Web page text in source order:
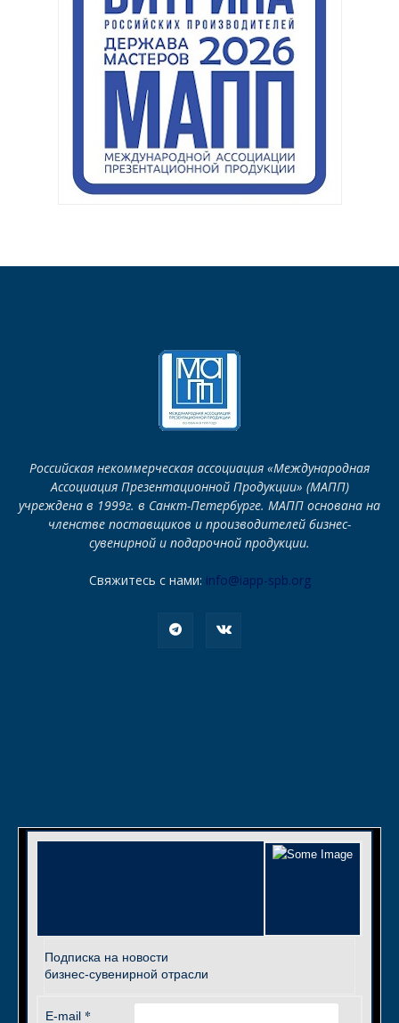
Российская некоммерческая ассоциация «Международная
Ассоциация Презентационной Продукции» (МАПП)
учреждена в 1999г. в Санкт-Петербурге. МАПП основана на
членстве поставщиков и производителей бизнес-
сувенирной и подарочной продукции.
Свяжитесь с нами: info@iapp-spb.org
Подписка на новости
бизнес-сувенирной отрасли
E-mail *